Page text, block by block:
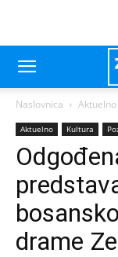
Naslovnica Aktuelno
Aktuelno Kultura
drame